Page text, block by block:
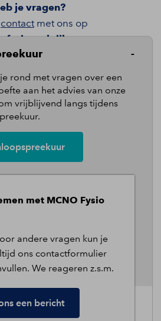
je vragen?
contact met ons op
fysiopraktijken
MCNO
De Wedren
Quicklinks
Tarieven
Blog
. Alle rechten voorbehouden.
rond met vragen over een
aan het advies van onze
vrijblijvend langs tijdens
met MCNO Fysio
andere vragen kun je
ons contactformulier
We reageren z.s.m.
een bericht